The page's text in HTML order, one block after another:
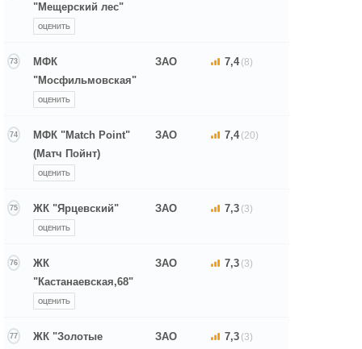
"Мещерский лес"
ОЦЕНИТЬ
73
МФК
"Мосфильмовская"
ОЦЕНИТЬ
ЗАО 7,4 (8)
74
МФК "Match Point"
(Матч Пойнт)
ОЦЕНИТЬ
ЗАО 7,4 (20)
75 ЖК "Ярцевский"
ОЦЕНИТЬ
ЗАО 7,3 (3)
76
ЖК
"Кастанаевская,68"
ОЦЕНИТЬ
ЗАО 7,3 (3)
77 ЖК "Золотые ЗАО 7,3 (3)